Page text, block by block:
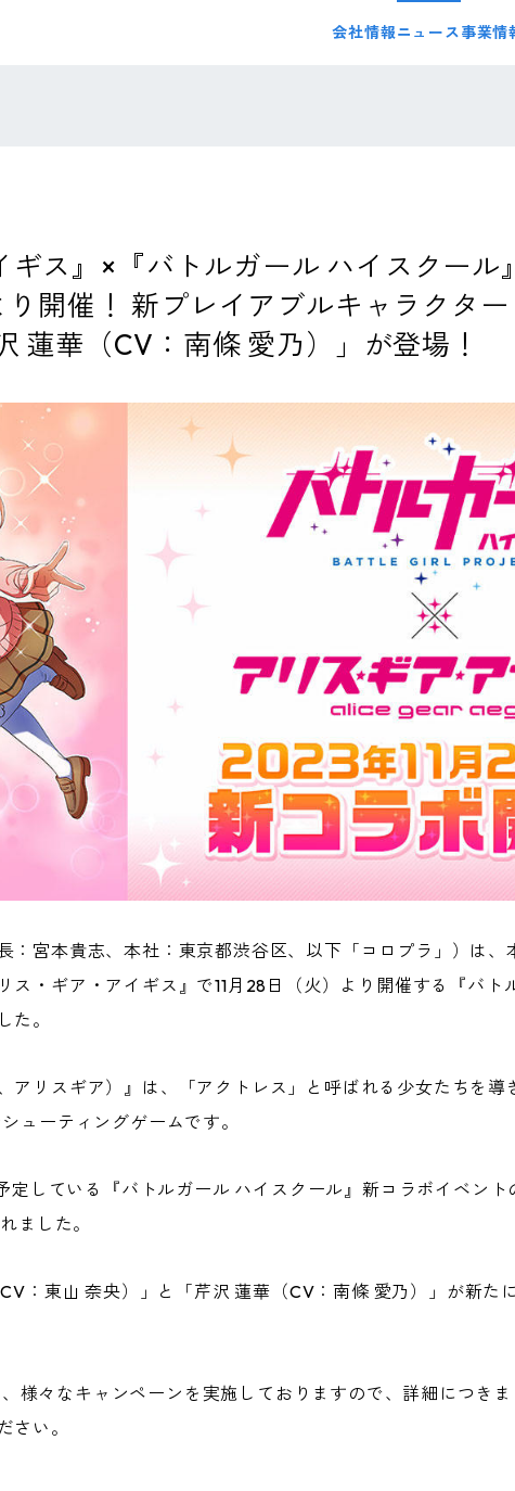
会社情報ニュース事業情
ギス』×『バトルガール ハイスクール
り開催！ 新プレイアブルキャラクター
蓮華（CV：南條 愛乃）」が登場！
：宮本貴志、本社：東京都渋谷区、以下「コロプラ」）は、
ス・ギア・アイギス』で11月28日（火）より開催する『バト
た。
アリスギア）』は、「アクトレス」と呼ばれる少女たちを
ューティングゲームです。
定している『バトルガール ハイスクール』新コラボイベン
ました。
：東山 奈央）」と「芹沢 蓮華（CV：南條 愛乃）」が新た
様々なキャンペーンを実施しておりますので、詳細につき
さい。